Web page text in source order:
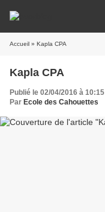
Accueil » Kapla CPA
Kapla CPA
Publié le 02/04/2016 à 10:15
Par Ecole des Cahouettes